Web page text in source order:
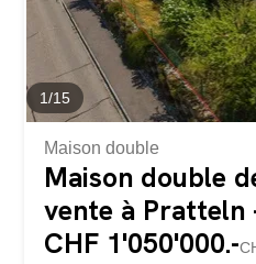
ouverte de style design
le vaste espace de vie...
1/15
Maison double
Maison double
vente à Pratteln
CHF 1'050'000.-